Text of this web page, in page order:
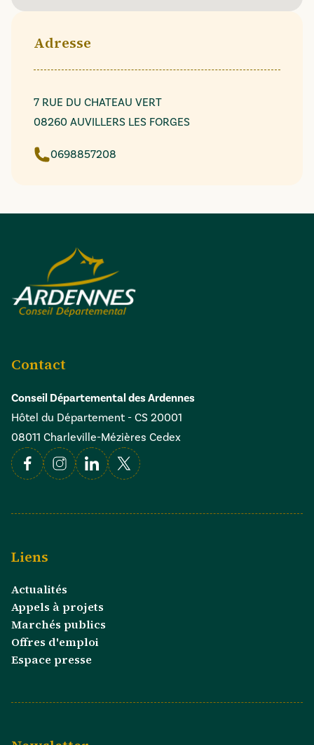
Adresse
7 RUE DU CHATEAU VERT
08260 AUVILLERS LES FORGES
0698857208
Contact
Conseil Départemental des Ardennes
Hôtel du Département - CS 20001
08011 Charleville-Mézières Cedex
FacebookInstagramLinkedin
X
Liens
Actualités
Appels à projets
Marchés publics
Offres d'emploi
Espace presse